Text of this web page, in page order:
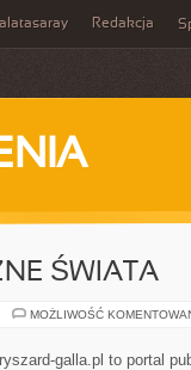
Redakcja
ŚWIATA
MOŻLIWOŚĆ
ryszard-galla.pl to portal